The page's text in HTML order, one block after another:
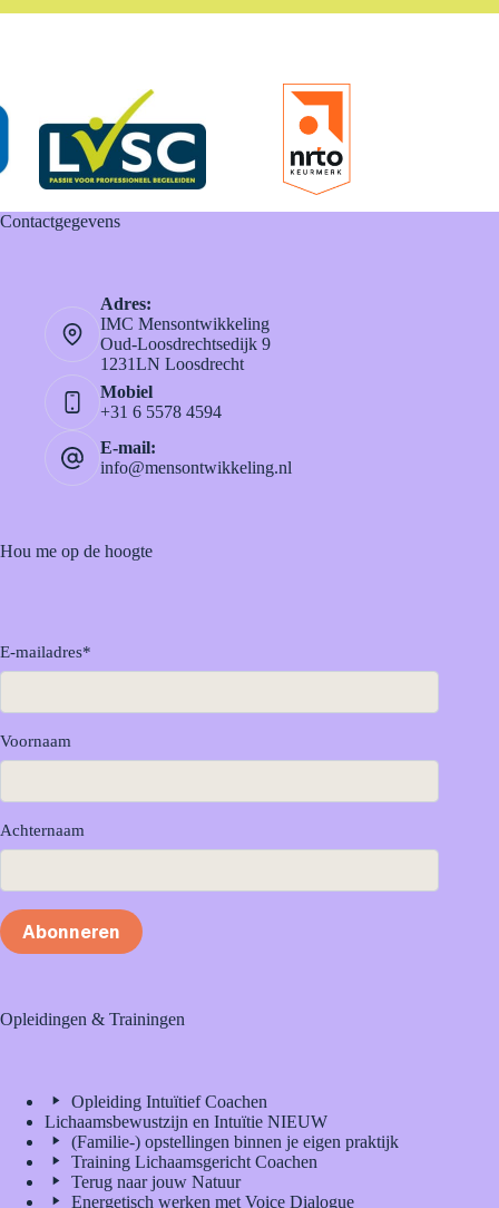
Contactgegevens
Adres:
IMC Mensontwikkeling
Oud-Loosdrechtsedijk 9
1231LN Loosdrecht
Mobiel
+31 6 5578 4594
E-mail:
info@mensontwikkeling.nl
Hou me op de hoogte
E-mailadres*
Voornaam
Achternaam
Abonneren
Opleidingen & Trainingen
Opleiding Intuïtief Coachen
Lichaamsbewustzijn en Intuïtie NIEUW
(Familie-) opstellingen binnen je eigen praktijk
Training Lichaamsgericht Coachen
Terug naar jouw Natuur
Energetisch werken met Voice Dialogue